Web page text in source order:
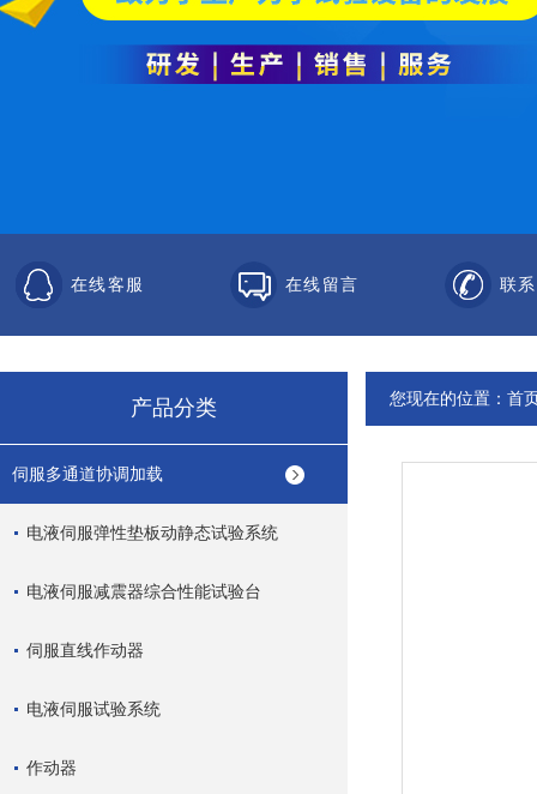
在线客服 在线留言 联
产品分类
伺服多通道协调加载
电液伺服弹性垫板动静态试验系统
电液伺服减震器综合性能试验台
伺服直线作动器
电液伺服试验系统
作动器
您现在的位置： 首